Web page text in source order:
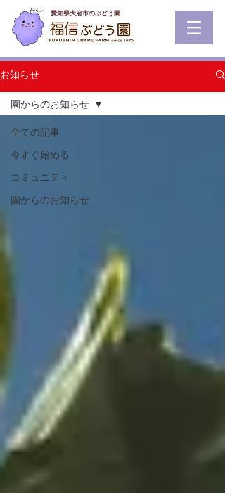
​愛知県大府市のぶどう園
お知らせ
全ての記事
今すぐ始める
コミュニティ
園からのお知らせ
園からのお知らせ